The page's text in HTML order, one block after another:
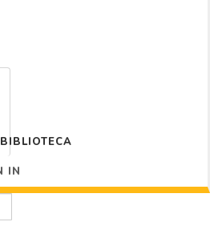
BIBLIOTECA
IN